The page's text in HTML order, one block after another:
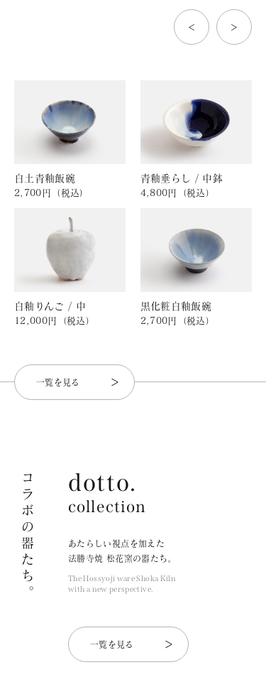
白土青釉飯碗
2,700円（税込）
青釉垂らし / 中鉢
4,800円（税込）
白釉りんご / 中
12,000円（税込）
黒化粧白釉飯碗
2,700円（税込）
一覧を見る
コラボの器たち。 dotto.
collection
あたらしい視点を加えた
法勝寺焼 松花窯の器たち。
The Hossyoji ware Shoka Kiln
with a new perspective.
一覧を見る